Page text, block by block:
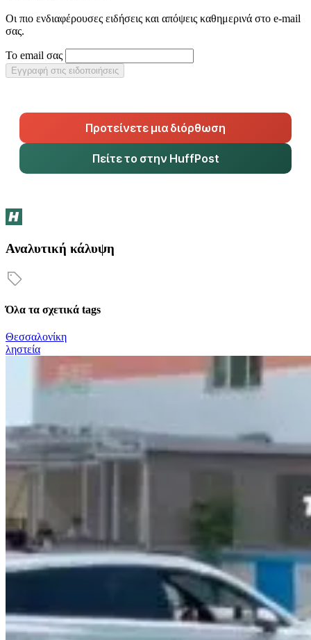
Οι πιο ενδιαφέρουσες ειδήσεις και απόψεις καθημερινά στο e-mail
σας.
Το email σας
Εγγραφή στις ειδοποιήσεις
Προτείνετε μια διόρθωση
Πείτε το στην HuffPost
Αναλυτική κάλυψη
Όλα τα σχετικά tags
Θεσσαλονίκη
ληστεία